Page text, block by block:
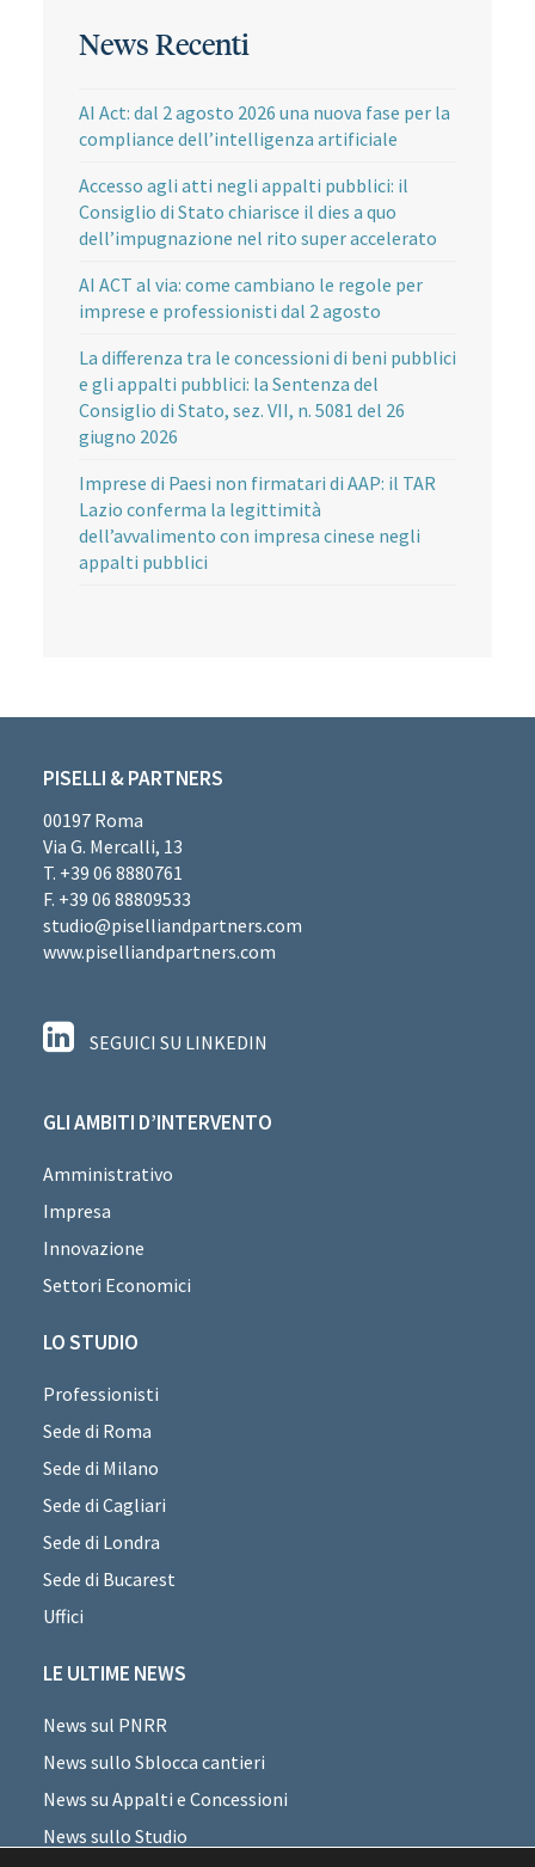
News Recenti
AI Act: dal 2 agosto 2026 una nuova fase per la
compliance dell’intelligenza artificiale
Accesso agli atti negli appalti pubblici: il
Consiglio di Stato chiarisce il dies a quo
dell’impugnazione nel rito super accelerato
AI ACT al via: come cambiano le regole per
imprese e professionisti dal 2 agosto
La differenza tra le concessioni di beni pubblici
e gli appalti pubblici: la Sentenza del
Consiglio di Stato, sez. VII, n. 5081 del 26
giugno 2026
Imprese di Paesi non firmatari di AAP: il TAR
Lazio conferma la legittimità
dell’avvalimento con impresa cinese negli
appalti pubblici
PISELLI & PARTNERS
00197 Roma
Via G. Mercalli, 13
T. +39 06 8880761
F. +39 06 88809533
studio@piselliandpartners.com
www.piselliandpartners.com
SEGUICI SU LINKEDIN
GLI AMBITI D’INTERVENTO
Amministrativo
Impresa
Innovazione
Settori Economici
LO STUDIO
Professionisti
Sede di Roma
Sede di Milano
Sede di Cagliari
Sede di Londra
Sede di Bucarest
Uffici
LE ULTIME NEWS
News sul PNRR
News sullo Sblocca cantieri
News su Appalti e Concessioni
News sullo Studio